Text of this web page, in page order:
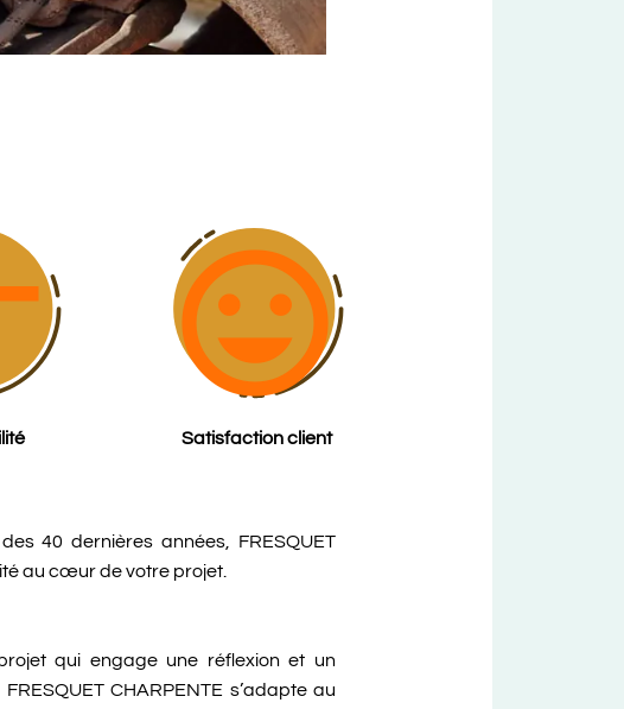
insert_emoticon
Satisfaction client
40 dernières années, FRESQUET
au cœur de votre projet.
qui engage une réflexion et un
CHARPENTE s’adapte au